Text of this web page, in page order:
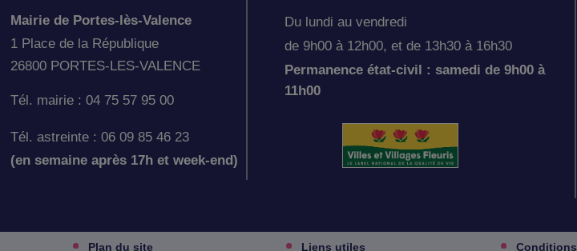
Mairie de Portes-lès-Valence
1 Place de la République
26800 PORTES-LES-VALENCE
Tél. mairie : 04 75 57 95 00
Tél. astreinte : 06 09 85 46 23
(en semaine après 17h et week-end)
Du lundi au vendredi
de 9h00 à 12h00, et de 13h30 à 16h30
Permanence état-civil : samedi de 9h00 à
11h00
Plan du site Liens utiles Conditions